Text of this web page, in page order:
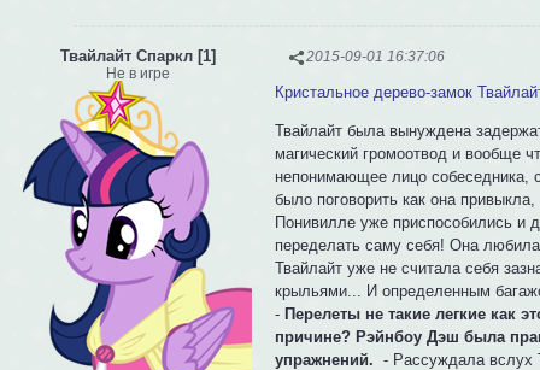
2015-09-01 16:37:06
Твайлайт Спаркл [1]
Не в игре
Кристальное дерево-замок
Твайлайт была вынуждена
магический громоотвод и вообще
непонимающее лицо собеседника,
было поговорить как она
Понивилле уже приспособились и
переделать саму себя! Она
Твайлайт уже не считала себя
крыльями... И определенным
-Перелеты не такие легкие как
причине? Рэйнбоу Дэш была
упражнений. - Рассуждала вслух